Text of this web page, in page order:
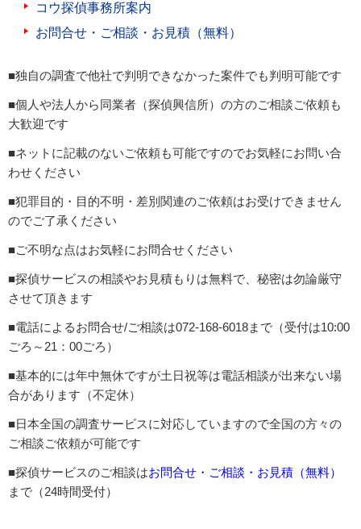
コウ探偵事務所案内
お問合せ・ご相談・お見積（無料）
■独自の調査で他社で判明できなかった案件でも判明可能です
■個人や法人から同業者（探偵興信所）の方のご相談ご依頼も
大歓迎です
■ネットに記載のないご依頼も可能ですのでお気軽にお問い合
わせください
■犯罪目的・目的不明・差別関連のご依頼はお受けできません
のでご了承ください
■ご不明な点はお気軽にお問合せください
■探偵サービスの相談やお見積もりは無料で、秘密は勿論厳守
させて頂きます
■電話によるお問合せ/ご相談は072-168-6018まで（受付は10:00
ごろ～21：00ごろ）
■基本的には年中無休ですが土日祝等は電話相談が出来ない場
合があります（不定休）
■日本全国の調査サービスに対応していますので全国の方々の
ご相談ご依頼が可能です
■探偵サービスのご相談はお問合せ・ご相談・お見積（無料）
まで（24時間受付）